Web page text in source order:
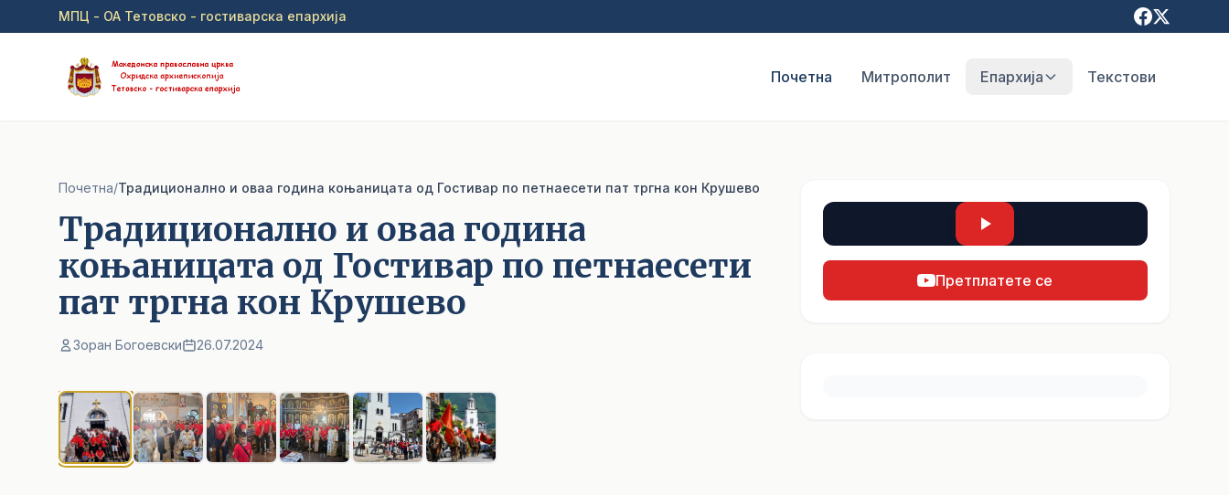
Прејди на главна содржина
МПЦ - ОА Тетовско - гостиварска епархија
Почетна Митрополит Епархија Текстови
Почетна/Традиционално и оваа година коњаницата од Гостивар по петнаесети пат тргна кон Крушево
Традиционално и оваа година
коњаницата од Гостивар по петнаесети
пат тргна кон Крушево
Зоран Богоевски 26.07.2024
Претплатете се